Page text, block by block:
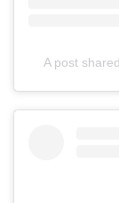
A post